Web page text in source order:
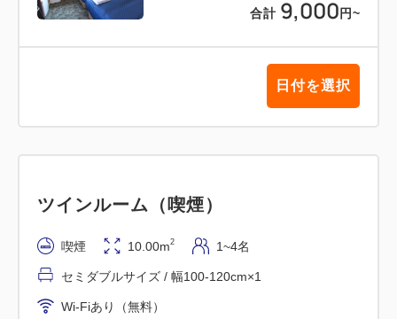
合計 9,000 円~
日付を選択
ツインルーム（喫煙）
喫煙 10.00m2 1~4名
セミダブルサイズ / 幅100-120cm×1
Wi-Fiあり（無料）